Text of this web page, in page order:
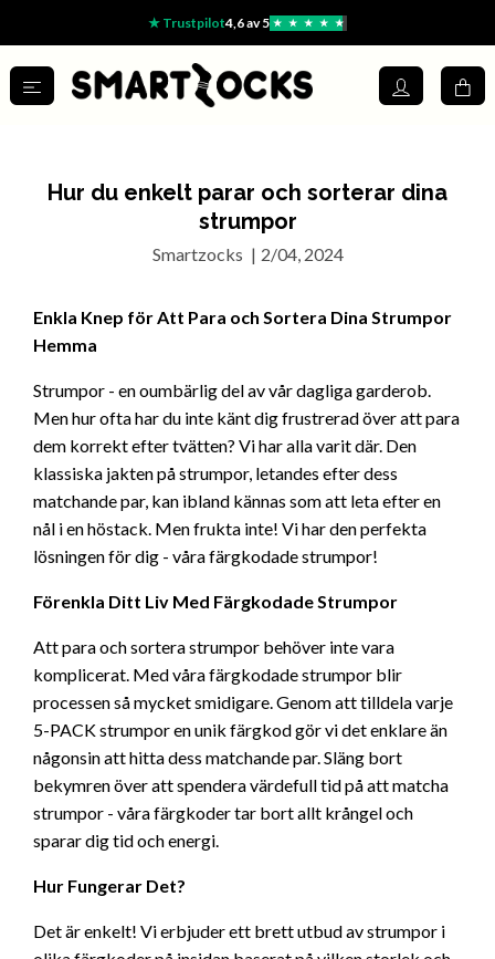
★ Trustpilot4,6 av 5 ★ ★ ★ ★ ★
Hur du enkelt parar och sorterar dina
strumpor
Smartzocks | 2/04, 2024
Enkla Knep för Att Para och Sortera Dina Strumpor
Hemma
Strumpor - en oumbärlig del av vår dagliga garderob.
Men hur ofta har du inte känt dig frustrerad över att para
dem korrekt efter tvätten? Vi har alla varit där. Den
klassiska jakten på strumpor, letandes efter dess
matchande par, kan ibland kännas som att leta efter en
nål i en höstack. Men frukta inte! Vi har den perfekta
lösningen för dig - våra färgkodade strumpor!
Förenkla Ditt Liv Med Färgkodade Strumpor
Att para och sortera strumpor behöver inte vara
komplicerat. Med våra färgkodade strumpor blir
processen så mycket smidigare. Genom att tilldela varje
5-PACK strumpor en unik färgkod gör vi det enklare än
någonsin att hitta dess matchande par. Släng bort
bekymren över att spendera värdefull tid på att matcha
strumpor - våra färgkoder tar bort allt krångel och
sparar dig tid och energi.
Hur Fungerar Det?
Det är enkelt! Vi erbjuder ett brett utbud av strumpor i